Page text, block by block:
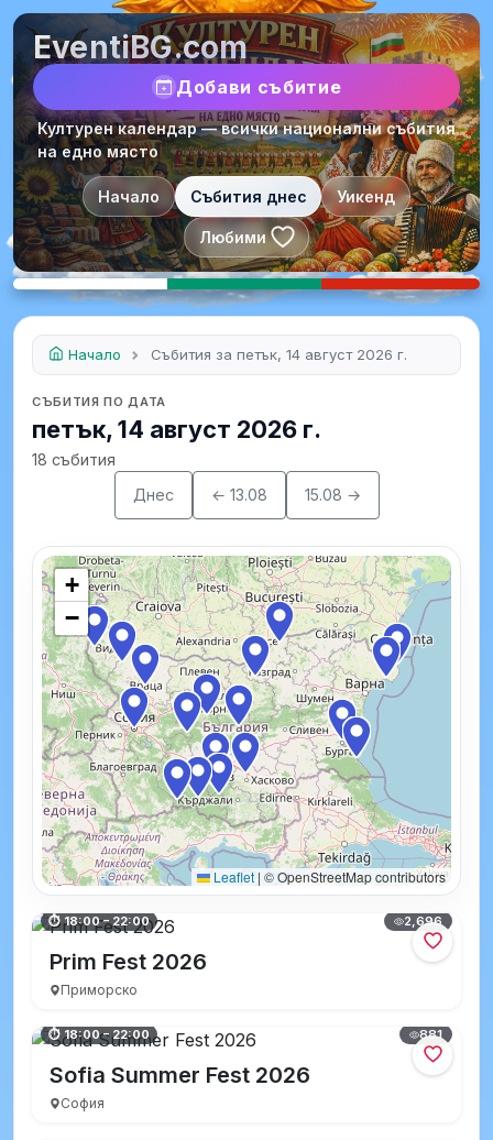
EventiBG.com
Добави събитие
Културен календар — всички национални събития
на едно място
Начало Събития днес Уикенд
Любими
Начало Събития за петък, 14 август 2026 г.
СЪБИТИЯ ПО ДАТА
петък, 14 август 2026 г.
18 събития
Днес
← 13.08 15.08 →
+
−
Leaflet | © OpenStreetMap contributors
⏱ 18:00 – 22:00 2,696
Prim Fest 2026
Приморско
⏱ 18:00 – 22:00 881
Sofia Summer Fest 2026
София